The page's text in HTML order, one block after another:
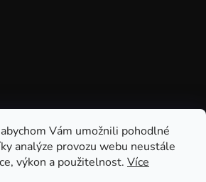
Vám umožnili pohodlné
analýze provozu webu neustále
výkon a použitelnost. Více